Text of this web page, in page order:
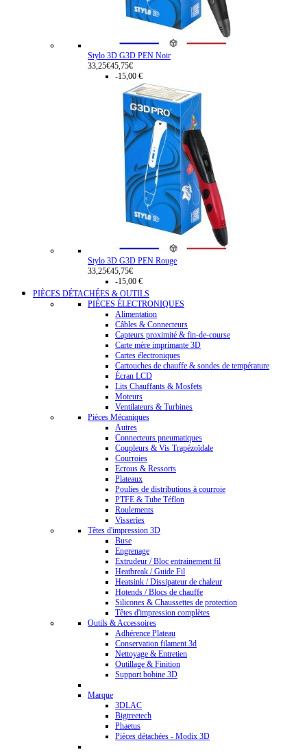
Stylo 3D G3D PEN Noir
33,25€45,75€
-15,00 €
Stylo 3D G3D PEN Rouge
33,25€45,75€
-15,00 €
PIÈCES DÉTACHÉES & OUTILS
PIÈCES ÉLECTRONIQUES
Alimentation
Câbles & Connecteurs
Capteurs proximité & fin-de-course
Carte mère imprimante 3D
Cartes électroniques
Cartouches de chauffe & sondes de température
Écran LCD
Lits Chauffants & Mosfets
Moteurs
Ventilateurs & Turbines
Pièces Mécaniques
Autres
Connecteurs pneumatiques
Coupleurs & Vis Trapézoïdale
Courroies
Ecrous & Ressorts
Plateaux
Poulies de distributions à courroie
PTFE & Tube Téflon
Roulements
Visseries
Têtes d'impression 3D
Buse
Engrenage
Extrudeur / Bloc entrainement fil
Heatbreak / Guide Fil
Heatsink / Dissipateur de chaleur
Hotends / Blocs de chauffe
Silicones & Chaussettes de protection
Têtes d'impression complètes
Outils & Accessoires
Adhérence Plateau
Conservation filament 3d
Nettoyage & Entretien
Outillage & Finition
Support bobine 3D
Marque
3DLAC
Bigtreetech
Phaetus
Pièces détachées - Modix 3D